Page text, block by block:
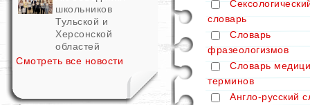
школьников
Тульской и
Херсонской
областей
Смотреть все новости
словарь
Словарь
фразеологизмов
Словарь
терминов
Англо-русский